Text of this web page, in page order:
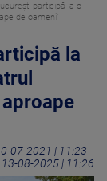
participă la o
de oameni”
la
07-2021 | 11:23
13-08-2025 | 11:26